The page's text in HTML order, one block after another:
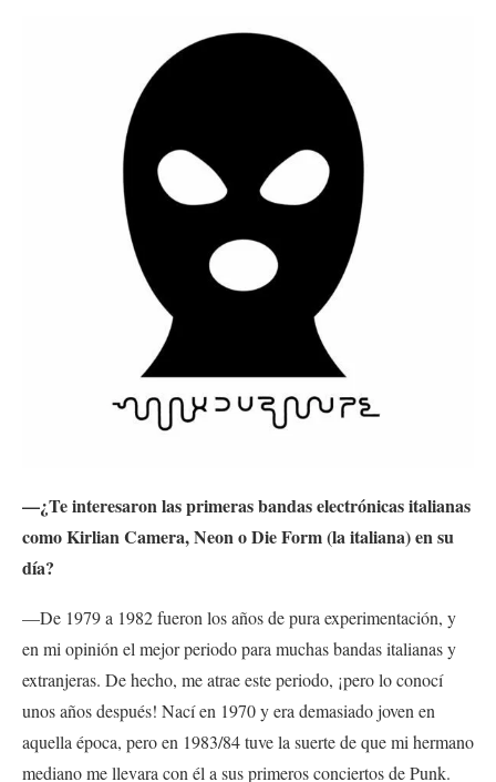
—¿Te interesaron las primeras bandas electrónicas italianas
como Kirlian Camera, Neon o Die Form (la italiana) en su
día?
—De 1979 a 1982 fueron los años de pura experimentación, y
en mi opinión el mejor periodo para muchas bandas italianas y
extranjeras. De hecho, me atrae este periodo, ¡pero lo conocí
unos años después! Nací en 1970 y era demasiado joven en
aquella época, pero en 1983/84 tuve la suerte de que mi hermano
mediano me llevara con él a sus primeros conciertos de Punk.